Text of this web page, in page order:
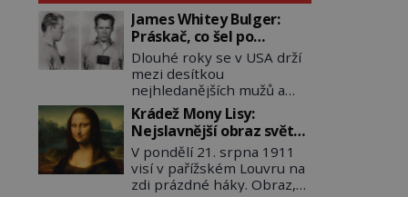
James Whitey Bulger:
Práskač, co šel po
práskačích
Dlouhé roky se v USA drží
mezi desítkou
nejhledanějších mužů a
dopracuje to až na číslo
dvě – hned po Usámovi bin
Ládinovi (1957–2011). To je
James „Whitey“ Bulger
(1929–2018) viněný ze
spoluúčasti na 19
Krádež Mony Lisy:
Nejslavnější obraz světa
zůstane dva roky
nezvěstný
V pondělí 21. srpna 1911
visí v pařížském Louvru na
zdi prázdné háky. Obraz,